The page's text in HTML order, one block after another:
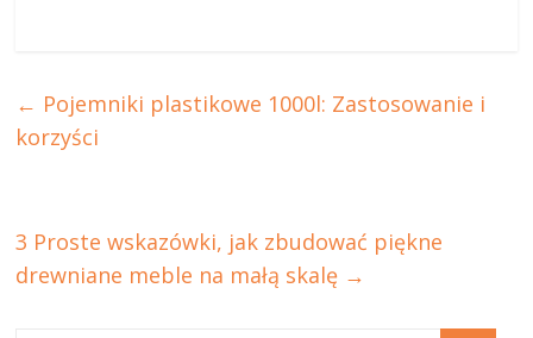
← Pojemniki plastikowe 1000l: Zastosowanie i
korzyści
3 Proste wskazówki, jak zbudować piękne
drewniane meble na małą skalę →